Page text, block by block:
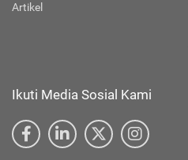
Artikel
Ikuti Media Sosial Kami